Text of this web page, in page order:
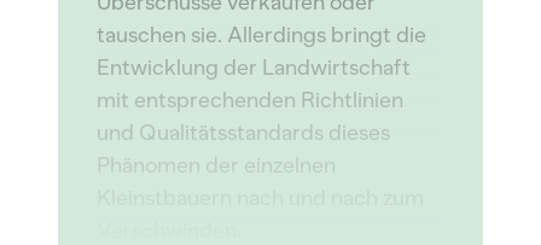
tauschen sie. Allerdings bringt die
Entwicklung der Landwirtschaft
mit entsprechenden Richtlinien
und Qualitätsstandards dieses
Phänomen der einzelnen